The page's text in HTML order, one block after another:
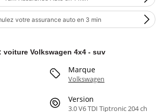
votre assurance auto en 3 min
voiture Volkswagen 4x4 - suv
Marque
Volkswagen
Version
3.0 V6 TDI Tiptronic 204 ch